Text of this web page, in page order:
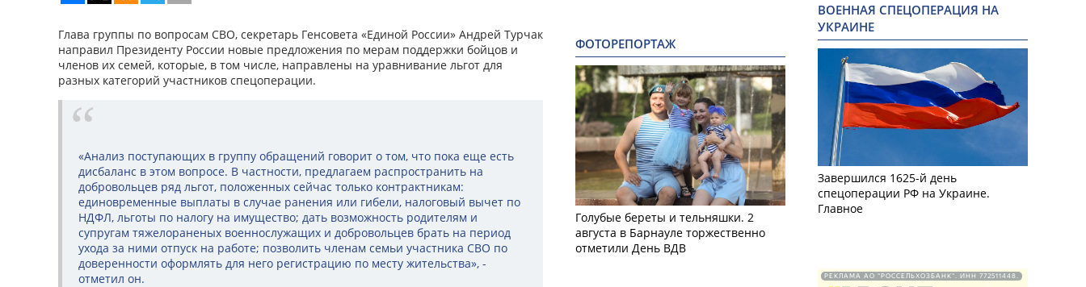
Глава группы по вопросам СВО, секретарь Генсовета «Единой России» Андрей Турчак
направил Президенту России новые предложения по мерам поддержки бойцов и
членов их семей, которые, в том числе, направлены на уравнивание льгот для
разных категорий участников спецоперации.
«Анализ поступающих в группу обращений говорит о том, что пока еще есть
дисбаланс в этом вопросе. В частности, предлагаем распространить на
добровольцев ряд льгот, положенных сейчас только контрактникам:
единовременные выплаты в случае ранения или гибели, налоговый вычет по
НДФЛ, льготы по налогу на имущество; дать возможность родителям и
супругам тяжелораненых военнослужащих и добровольцев брать на период
ухода за ними отпуск на работе; позволить членам семьи участника СВО по
доверенности оформлять для него регистрацию по месту жительства», -
отметил он.
ФОТОРЕПОРТАЖ
Голубые береты и тельняшки. 2
августа в Барнауле торжественно
отметили День ВДВ
ВОЕННАЯ СПЕЦОПЕРАЦИЯ НА
УКРАИНЕ
Завершился 1625-й день
спецоперации РФ на Украине.
Главное
РЕКЛАМА АО "РОССЕЛЬХОЗБАНК". ИНН 772511448.